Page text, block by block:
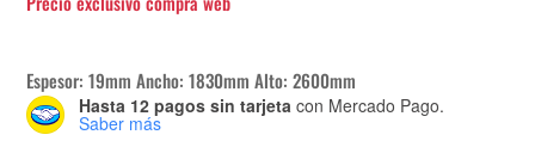
Espesor: 19mm Ancho: 1830mm Alto: 2600mm
Hasta 12 pagos sin tarjeta con Mercado Pago.
Saber más